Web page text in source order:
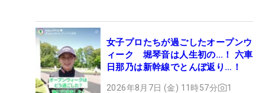
女子プロたちが過ごしたオープンウ
ィーク 堀琴音は人生初の…！ 六車
日那乃は新幹線でとんぼ返り…！
2026年8月7日 (金) 11時57分 1